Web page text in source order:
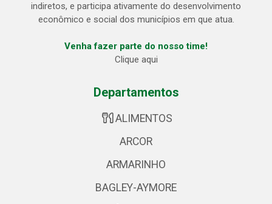
indiretos, e participa ativamente do desenvolvimento
econômico e social dos municípios em que atua.
Venha fazer parte do nosso time!
Clique aqui
Departamentos
ALIMENTOS
ARCOR
ARMARINHO
BAGLEY-AYMORE